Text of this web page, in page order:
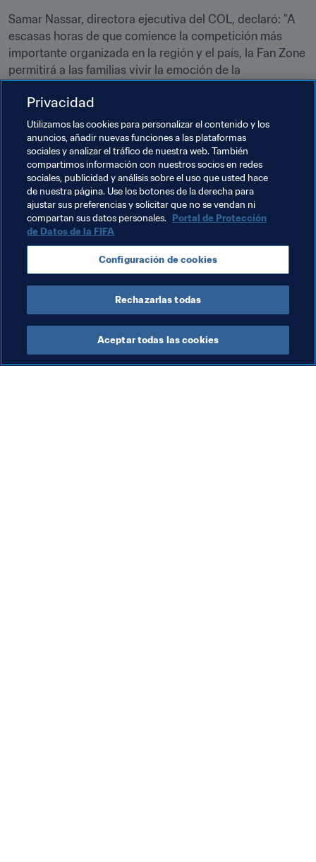
Samar Nassar, directora ejecutiva del COL, declaró: "A
escasas horas de que comience la competición más
importante organizada en la región y el país, la Fan Zone
permitirá a las familias vivir la emoción de la
participar en las actividades propuestas para el disfrute
de niños y mayores".
Temas relacionados
Competiciones
Copa Mundial Femenina Sub-17 de la FIFA Jordania
2016
Jordan AFC
Privacidad
Utilizamos las cookies para personalizar el contenido y los
anuncios, añadir nuevas funciones a las plataformas
sociales y analizar el tráfico de nuestra web. También
compartimos información con nuestros socios en redes
sociales, publicidad y análisis sobre el uso que usted hace
de nuestra página. Use los botones de la derecha para
ajustar sus preferencias y solicitar que no se vendan ni
compartan sus datos personales. Portal de Protección
de Datos de la FIFA
Configuración de cookies
Rechazarlas todas
Aceptar todas las cookies